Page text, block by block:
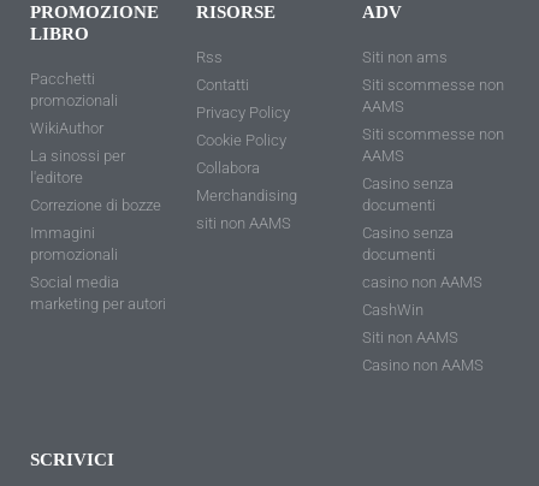
PROMOZIONE
LIBRO
Pacchetti
promozionali
WikiAuthor
La sinossi per
l'editore
Correzione di bozze
Immagini
promozionali
Social media
marketing per autori
RISORSE
Rss
Contatti
Privacy Policy
Cookie Policy
Collabora
Merchandising
siti non AAMS
ADV
Siti non ams
Siti scommesse non
AAMS
Siti scommesse non
AAMS
Casino senza
documenti
Casino senza
documenti
casino non AAMS
CashWin
Siti non AAMS
Casino non AAMS
SCRIVICI